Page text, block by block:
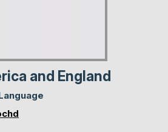
and England